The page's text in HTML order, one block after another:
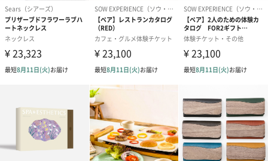
プリザーブドフラワー
ブーケ（ピンク）
（2,580円）
プリザーブドフラワー
（2,580円）
アミュレット
ク）（1,500円